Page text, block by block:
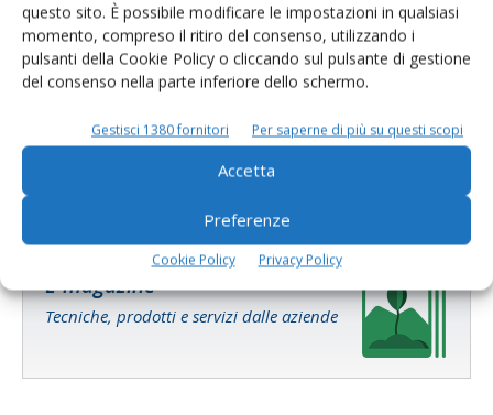
questo sito. È possibile modificare le impostazioni in qualsiasi
momento, compreso il ritiro del consenso, utilizzando i
pulsanti della Cookie Policy o cliccando sul pulsante di gestione
del consenso nella parte inferiore dello schermo.
Gestisci 1380 fornitori Per saperne di più su questi scopi
Accetta
Preferenze
Cookie Policy Privacy Policy
Salva il mio nome, email e sito web in questo browser per la
E-magazine
Tecniche, prodotti e servizi dalle aziende